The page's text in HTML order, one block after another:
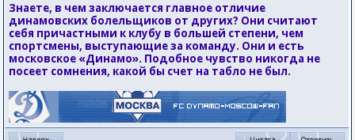
Знаете, в чем заключается главное отличие
динамовских болельщиков от других? Они считают
себя причастными к клубу в большей степени, чем
спортсмены, выступающие за команду. Они и есть
московское «Динамо». Подобное чувство никогда не
посеет сомнения, какой бы счет на табло не был.